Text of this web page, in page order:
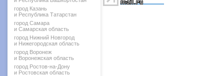
город Казань
и Республика Татарстан
город Самара
и Самарская область
город Нижний Новгород
и Нижегородская область
город Воронеж
и Воронежская область
город Ростов-на-Дону
и Ростовская область